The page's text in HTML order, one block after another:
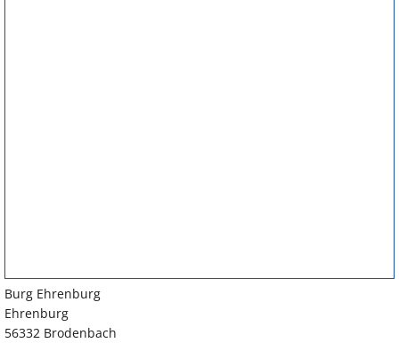
Burg Ehrenburg
Ehrenburg
56332 Brodenbach